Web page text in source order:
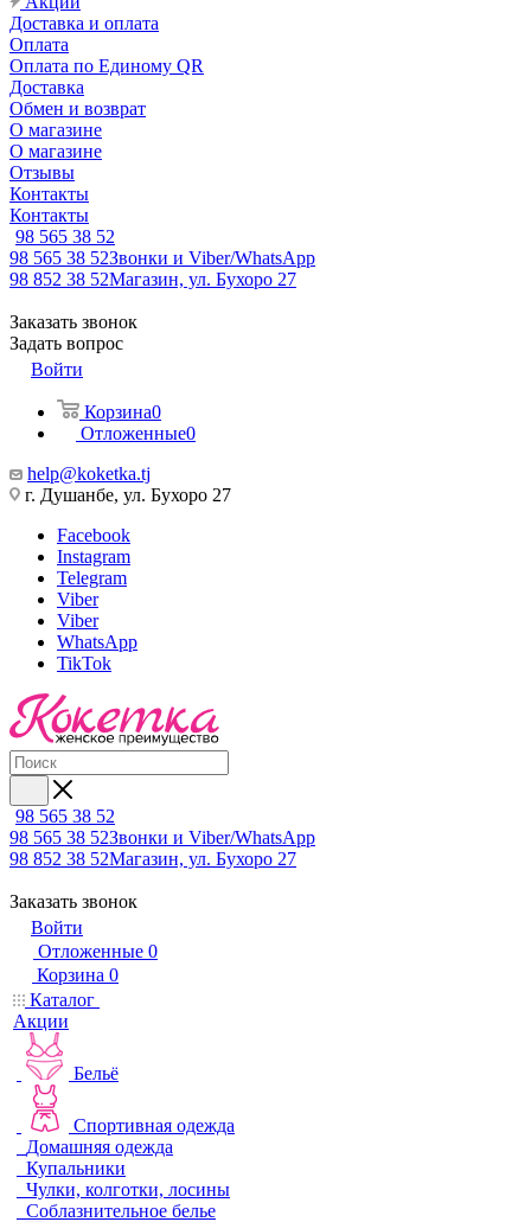
Доставка и оплата
Оплата
Оплата по Единому QR
Доставка
Обмен и возврат
О магазине
О магазине
Отзывы
Контакты
Контакты
98 565 38 52
98 565 38 52Звонки и Viber/WhatsApp
98 852 38 52Магазин, ул. Бухоро 27
Заказать звонок
Задать вопрос
Войти
Корзина0
Отложенные0
help@koketka.tj
г. Душанбе, ул. Бухоро 27
Facebook
Instagram
Telegram
Viber
Viber
WhatsApp
TikTok
98 565 38 52
98 565 38 52Звонки и Viber/WhatsApp
98 852 38 52Магазин, ул. Бухоро 27
Заказать звонок
Войти
Отложенные 0
Корзина 0
Каталог
Акции
Бельё
Спортивная одежда
Домашняя одежда
Купальники
Чулки, колготки, лосины
Соблазнительное белье